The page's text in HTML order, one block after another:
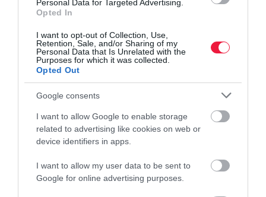
Personal Data for Targeted Advertising.
Opted In
I want to opt-out of Collection, Use,
Retention, Sale, and/or Sharing of my
Personal Data that Is Unrelated with the
Purposes for which it was collected.
Opted Out
Google consents
I want to allow Google to enable storage
related to advertising like cookies on web or
device identifiers in apps.
I want to allow my user data to be sent to
Google for online advertising purposes.
ÁLLATTENYÉSZTÉS
Túl hangos, zavar a szomszéd kutyája? Ezt tudod